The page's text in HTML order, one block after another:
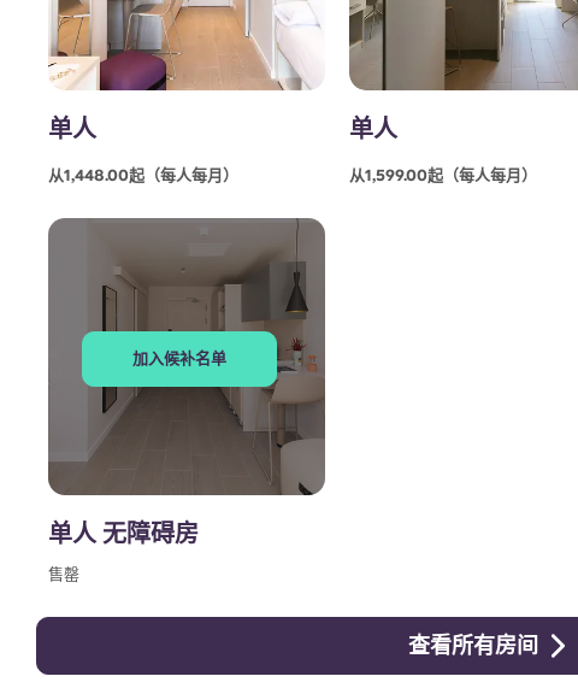
单人
从1,448.00起（每人每月）
单人
从1,599.00起（每人每月）
加入候补名单
单人 无障碍房
售罄
查看所有房间